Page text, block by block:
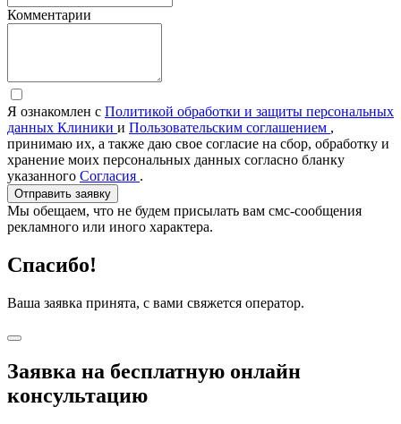
Комментарии
Я ознакомлен с Политикой обработки и защиты персональных
данных Клиники и Пользовательским соглашением ,
принимаю их, а также даю свое согласие на сбор, обработку и
хранение моих персональных данных согласно бланку
указанного Согласия .
Отправить заявку
Мы обещаем, что не будем присылать вам смс-сообщения
рекламного или иного характера.
Спасибо!
Ваша заявка принята, с вами свяжется оператор.
Заявка на бесплатную онлайн
консультацию